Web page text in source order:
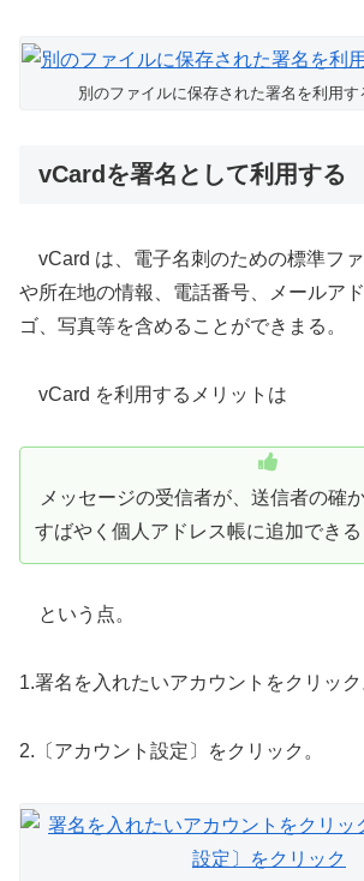
別のファイルに保存された署名を利用す
vCardを署名として利用する
vCard は、電子名刺のための標準フ
や所在地の情報、電話番号、メールア
ゴ、写真等を含めることができまる。
vCard を利用するメリットは
メッセージの受信者が、送信者の確
すばやく個人アドレス帳に追加できる
という点。
1.署名を入れたいアカウントをクリック
2.〔アカウント設定〕をクリック。